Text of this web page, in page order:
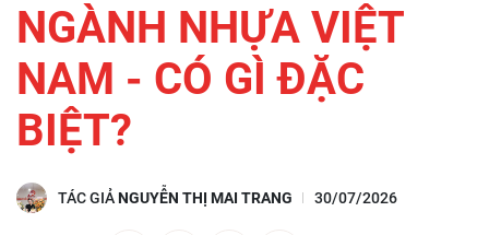
NGÀNH NHỰA VIỆT
NAM - CÓ GÌ ĐẶC
BIỆT?
TÁC GIẢNGUYỄN THỊ MAI TRANG 30/07/2026